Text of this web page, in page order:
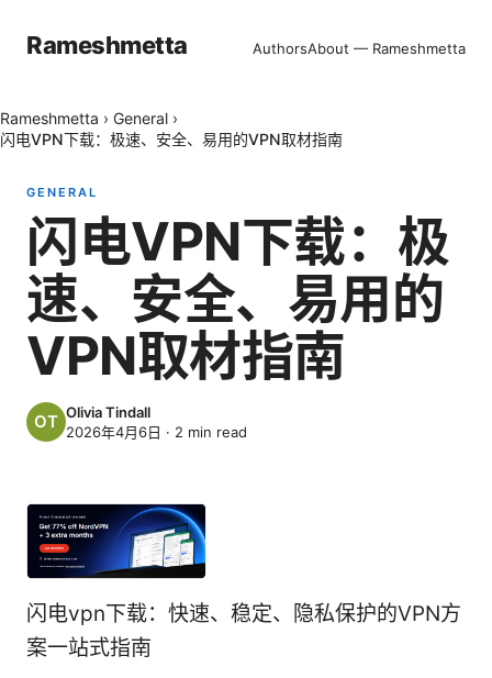
Rameshmetta AuthorsAbout — Rameshmetta
Rameshmetta › General ›
闪电VPN下载：极速、安全、易用的VPN取材指南
GENERAL
闪电VPN下载：极
速、安全、易用的
VPN取材指南
Olivia Tindall
2026年4月6日 · 2 min read
闪电vpn下载：快速、稳定、隐私保护的VPN方
案一站式指南